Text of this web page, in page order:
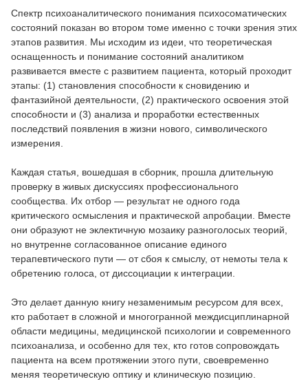
Спектр психоаналитического понимания психосоматических
состояний показан во втором томе именно с точки зрения этих
этапов развития. Мы исходим из идеи, что теоретическая
оснащенность и понимание состояний аналитиком
развивается вместе с развитием пациента, который проходит
этапы: (1) становления способности к сновидению и
фантазийной деятельности, (2) практического освоения этой
способности и (3) анализа и проработки естественных
последствий появления в жизни нового, символического
измерения.
Каждая статья, вошедшая в сборник, прошла длительную
проверку в живых дискуссиях профессионального
сообщества. Их отбор — результат не одного года
критического осмысления и практической апробации. Вместе
они образуют не эклектичную мозаику разноголосых теорий,
но внутренне согласованное описание единого
терапевтического пути — от сбоя к смыслу, от немоты тела к
обретению голоса, от диссоциации к интеграции.
Это делает данную книгу незаменимым ресурсом для всех,
кто работает в сложной и многогранной междисциплинарной
области медицины, медицинской психологии и современного
психоанализа, и особенно для тех, кто готов сопровождать
пациента на всем протяжении этого пути, своевременно
меняя теоретическую оптику и клиническую позицию.